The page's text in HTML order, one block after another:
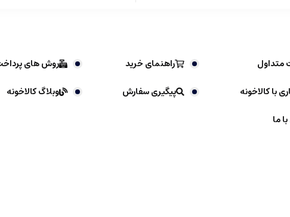
متداول راهنمای خرید
روش های
با کالاخونه
پیگیری سفارش
وبلاگ کالاخونه
ما